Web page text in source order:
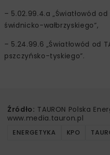
– 5.02.99.4.a „Światłowód
świdnicko-wałbrzyskiego”,
– 5.24.99.6 „Światłowód od
pszczyńsko-tyskiego”.
Źródło: TAURON Polska
www.media.tauron.pl
ENERGETYKA KPO